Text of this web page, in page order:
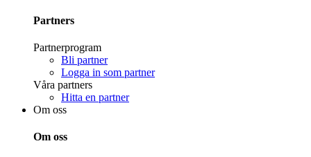
Partners
Partnerprogram
Bli partner
Logga in som partner
Våra partners
Hitta en partner
Om oss
Om oss